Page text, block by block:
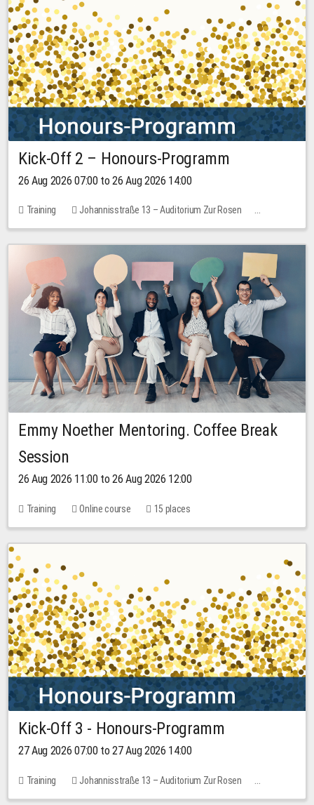
Kick-Off 2 – Honours-Programm
26 Aug 2026 07:00 to 26 Aug 2026 14:00
Training
Johannisstraße 13 – Auditorium Zur Rosen
No free places
Emmy Noether Mentoring. Coffee Break
Session
26 Aug 2026 11:00 to 26 Aug 2026 12:00
Training Online course 15 places
Kick-Off 3 - Honours-Programm
27 Aug 2026 07:00 to 27 Aug 2026 14:00
Training
Johannisstraße 13 – Auditorium Zur Rosen
11 places